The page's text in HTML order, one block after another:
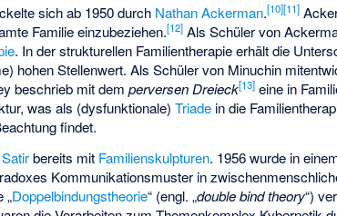
sich ab 1950 durch Nathan Ackerman.[10][11]
Familie einzubeziehen.[12] Als Schüler von
. In der strukturellen Familientherapie erhält die
hohen Stellenwert. Als Schüler von Minuchin
beschrieb mit demperversen Dreieck[13] eine in
was als (dysfunktionale)Triade in die
findet.
bereits mit Familienskulpturen. 1956 wurde in
Kommunikationsmuster in
„Doppelbindungstheorie“ (engl. „double bind theory“)